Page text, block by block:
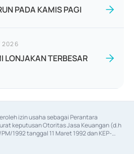
PADA KAMIS PAGI
2026
LONJAKAN TERBESAR
izin usaha sebagai Perantara
keputusan Otoritas Jasa Keuangan (d.h
1992 tanggal 11 Maret 1992 dan KEP-
2014, izin usaha sebagai Penjamin Emisi
Otoritas Jasa Keuangan Nomor KEP-